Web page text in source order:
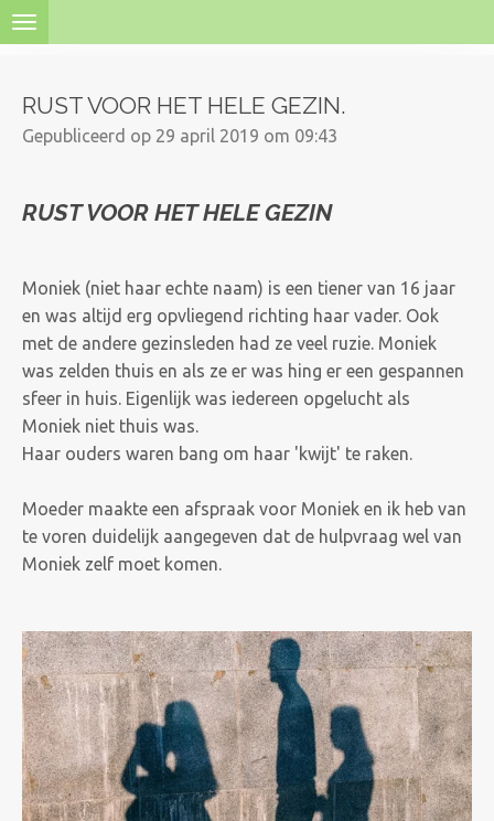
Ga
de
hoofdinhoud
RUST VOOR HET HELE GEZIN.
Gepubliceerd op 29 april 2019 om 09:43
RUST VOOR HET HELE GEZIN
Moniek (niet haar echte naam) is een tiener van 16 jaar
en was altijd erg opvliegend richting haar vader. Ook
met de andere gezinsleden had ze veel ruzie. Moniek
was zelden thuis en als ze er was hing er een gespannen
sfeer in huis. Eigenlijk was iedereen opgelucht als
Moniek niet thuis was.
Haar ouders waren bang om haar 'kwijt' te raken.
Moeder maakte een afspraak voor Moniek en ik heb van
te voren duidelijk aangegeven dat de hulpvraag wel van
Moniek zelf moet komen.